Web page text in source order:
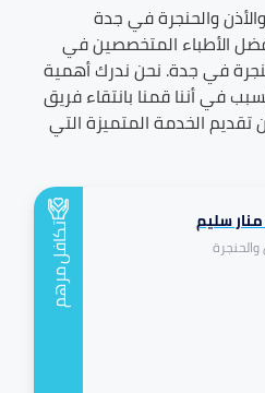
والحنجرةفيجدة
الأطباء المتخصصين في
فيجدة. نحن ندرك أهمية
في أننا قمنا بانتقاء فريق
تقديم الخدمة المتميزة التي
سليم
والحنجرة تكافل
مرهم